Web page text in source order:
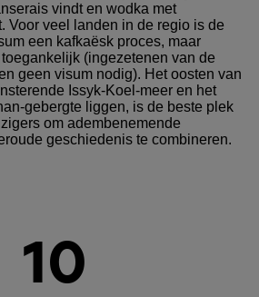
vindt en wodka met
Voor veel landen in de regio is de
een kafkaësk proces, maar
(ingezetenen van de
geen visum nodig). Het oosten van
Issyk-Koel-meer en het
gebergte liggen, is de beste plek
om adembenemende
geschiedenis te combineren.
10